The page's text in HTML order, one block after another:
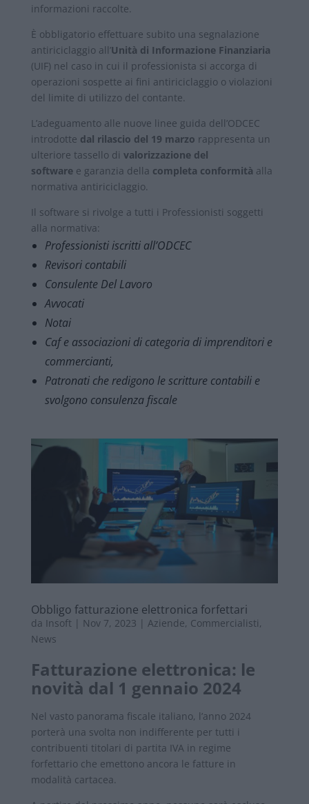
informazioni raccolte.
È obbligatorio effettuare subito una segnalazione
antiriciclaggio all’Unità di Informazione Finanziaria
(UIF) nel caso in cui il professionista si accorga di
operazioni sospette ai fini antiriciclaggio o violazioni
del limite di utilizzo del contante.
L’adeguamento alle nuove linee guida dell’ODCEC
introdotte dal rilascio del 19 marzo rappresenta un
ulteriore tassello di valorizzazione del
softwaree garanzia della completa conformità alla
normativa antiriciclaggio.
Il software si rivolge a tutti i Professionisti soggetti
alla normativa:
Professionisti iscritti all’ODCEC
Revisori contabili
Consulente Del Lavoro
Avvocati
Notai
Caf e associazioni di categoria di imprenditori e
commercianti,
Patronati che redigono le scritture contabili e
svolgono consulenza fiscale
Obbligo fatturazione elettronica forfettari
da Insoft | Nov 7, 2023 | Aziende, Commercialisti,
News
Fatturazione elettronica: le
novità dal 1 gennaio 2024
Nel vasto panorama fiscale italiano, l’anno 2024
porterà una svolta non indifferente per tutti i
contribuenti titolari di partita IVA in regime
forfettario che emettono ancora le fatture in
modalità cartacea.